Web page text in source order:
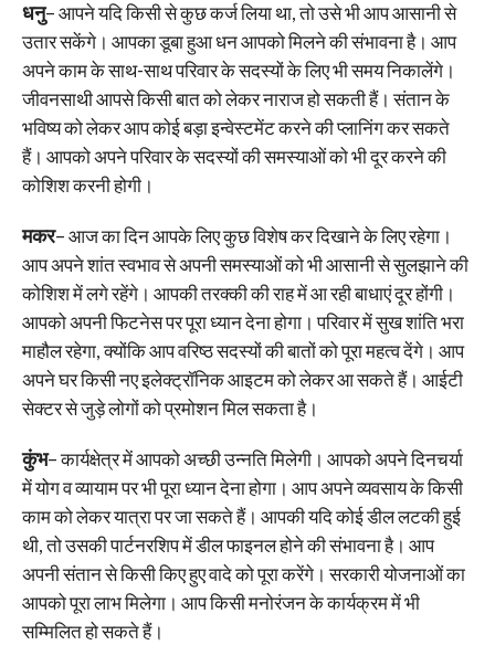
धनु– आपने यदि किसी से कुछ कर्ज लिया था, तो उसे भी आप आसानी से
उतार सकेंगे। आपका डूबा हुआ धन आपको मिलने की संभावना है। आप
अपने काम के साथ-साथ परिवार के सदस्यों के लिए भी समय निकालेंगे।
जीवनसाथी आपसे किसी बात को लेकर नाराज हो सकती हैं। संतान के
भविष्य को लेकर आप कोई बड़ा इन्वेस्टमेंट करने की प्लानिंग कर सकते
हैं। आपको अपने परिवार के सदस्यों की समस्याओं को भी दूर करने की
कोशिश करनी होगी।
मकर– आज का दिन आपके लिए कुछ विशेष कर दिखाने के लिए रहेगा।
आप अपने शांत स्वभाव से अपनी समस्याओं को भी आसानी से सुलझाने की
कोशिश में लगे रहेंगे। आपकी तरक्की की राह में आ रही बाधाएं दूर होंगी।
आपको अपनी फिटनेस पर पूरा ध्यान देना होगा। परिवार में सुख शांति भरा
माहौल रहेगा, क्योंकि आप वरिष्ठ सदस्यों की बातों को पूरा महत्व देंगे। आप
अपने घर किसी नए इलेक्ट्रॉनिक आइटम को लेकर आ सकते हैं। आईटी
सेक्टर से जुड़े लोगों को प्रमोशन मिल सकता है।
कुंभ– कार्यक्षेत्र में आपको अच्छी उन्नति मिलेगी। आपको अपने दिनचर्या
में योग व व्यायाम पर भी पूरा ध्यान देना होगा। आप अपने व्यवसाय के किसी
काम को लेकर यात्रा पर जा सकते हैं। आपकी यदि कोई डील लटकी हुई
थी, तो उसकी पार्टनरशिप में डील फाइनल होने की संभावना है। आप
अपनी संतान से किसी किए हुए वादे को पूरा करेंगे। सरकारी योजनाओं का
आपको पूरा लाभ मिलेगा। आप किसी मनोरंजन के कार्यक्रम में भी
सम्मिलित हो सकते हैं।